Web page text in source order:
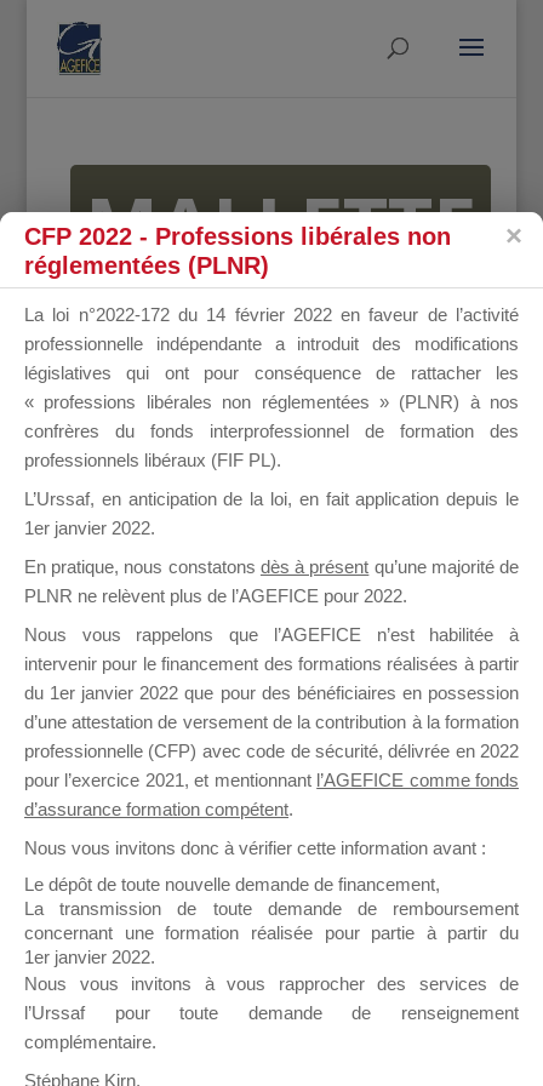
MALLETTE
DU
DIRIGEANT
il y a un mois
Ce groupe est destiné aux Organismes de
Formation qui souhaitent répondre à l’Appel à
Propositions Mallette du Dirigeant.
Ce groupe propose un forum dédié au support
sur lequel il est possible de laisser un message
ou poser une question.
NB : Il est nécessaire d’être
pouvoir rejoindre ce groupe
CFP 2022 - Professions libérales non
réglementées (PLNR)
La loi n°2022-172 du 14 février 2022 en faveur de l’activité
professionnelle indépendante a introduit des modifications
législatives qui ont pour conséquence de rattacher les
« professions libérales non réglementées » (PLNR) à nos
confrères du fonds interprofessionnel de formation des
professionnels libéraux (FIF PL).
L’Urssaf, en anticipation de la loi, en fait application depuis le
1er janvier 2022.
En pratique, nous constatons dès à présent qu’une majorité de
PLNR ne relèvent plus de l’AGEFICE pour 2022.
Nous vous rappelons que l’AGEFICE n’est habilitée à
intervenir pour le financement des formations réalisées à partir
du 1er janvier 2022 que pour des bénéficiaires en possession
d’une attestation de versement de la contribution à la formation
professionnelle (CFP) avec code de sécurité, délivrée en 2022
pour l’exercice 2021, et mentionnant l’AGEFICE comme fonds
d’assurance formation compétent.
Nous vous invitons donc à vérifier cette information avant :
Le dépôt de toute nouvelle demande de financement,
La transmission de toute demande de remboursement
concernant une formation réalisée pour partie à partir du
1er janvier 2022.
Nous vous invitons à vous rapprocher des services de
l’Urssaf pour toute demande de renseignement
complémentaire.
Stéphane Kirn,